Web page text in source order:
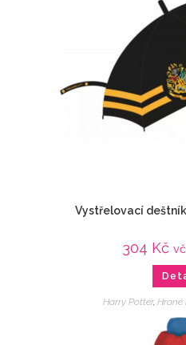
Vystřelovací
304 Kč
Harry Potter, Hrané